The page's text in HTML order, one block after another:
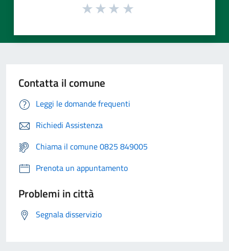
Contatta il comune
Leggi le domande frequenti
Richiedi Assistenza
Chiama il comune 0825 849005
Prenota un appuntamento
Problemi in città
Segnala disservizio